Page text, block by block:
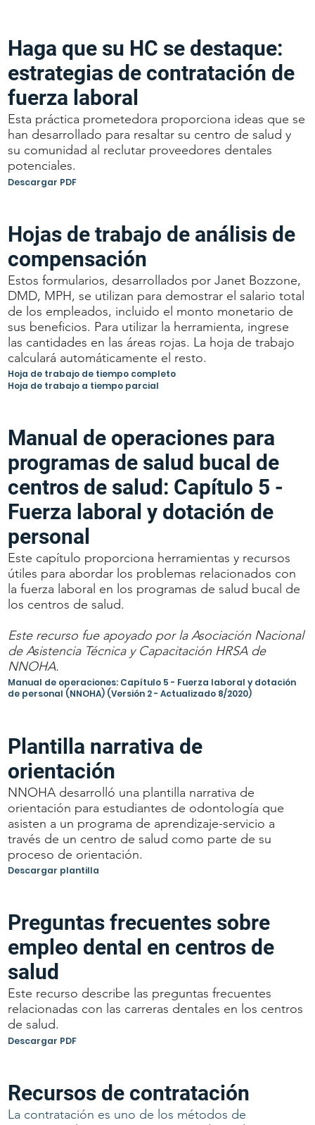
Haga que su HC se destaque:
estrategias de contratación de
fuerza laboral
Esta práctica prometedora proporciona ideas que se
han desarrollado para resaltar su centro de salud y
su comunidad al reclutar proveedores dentales
potenciales.
Descargar PDF
Hojas de trabajo de análisis de
compensación
Estos formularios, desarrollados por Janet Bozzone,
DMD, MPH, se utilizan para demostrar el salario total
de los empleados, incluido el monto monetario de
sus beneficios. Para utilizar la herramienta, ingrese
las cantidades en las áreas rojas. La hoja de trabajo
calculará automáticamente el resto.
Hoja de trabajo de tiempo completo
Hoja de trabajo a tiempo parcial
Manual de operaciones para
programas de salud bucal de
centros de salud: Capítulo 5 -
Fuerza laboral y dotación de
personal
Este capítulo proporciona herramientas y recursos
útiles para abordar los problemas relacionados con
la fuerza laboral en los programas de salud bucal de
los centros de salud.
Este recurso fue apoyado por la Asociación Nacional
de Asistencia Técnica y Capacitación HRSA de
NNOHA.
Manual de operaciones: Capítulo 5 - Fuerza laboral y dotación
de personal (NNOHA) (Versión 2 - Actualizado 8/2020)
Plantilla narrativa de
orientación
NNOHA desarrolló una plantilla narrativa de
orientación para estudiantes de odontología que
asisten a un programa de aprendizaje-servicio a
través de un centro de salud como parte de su
proceso de orientación.
Descargar plantilla
Preguntas frecuentes sobre
empleo dental en centros de
salud
Este recurso describe las preguntas frecuentes
relacionadas con las carreras dentales en los centros
de salud.
Descargar PDF
Recursos de contratación
La contratación es uno de los métodos de